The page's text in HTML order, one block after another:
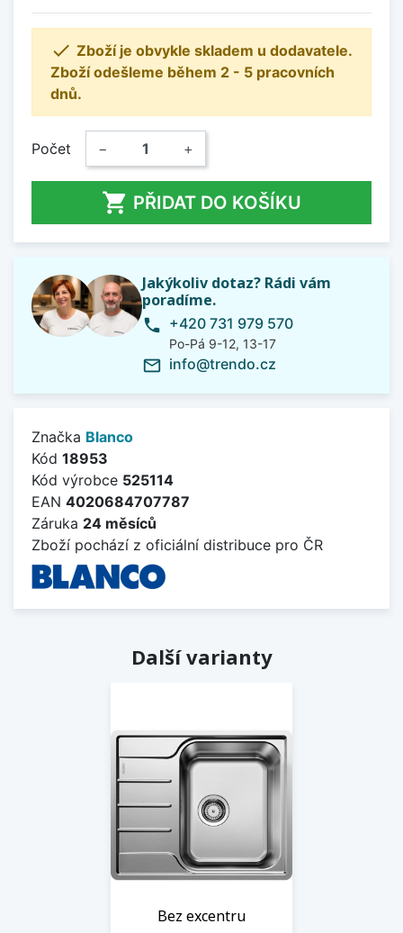
 Zboží je obvykle skladem u dodavatele.
Zboží odešleme během 2 - 5 pracovních
dnů.
Počet − +
 PŘIDAT DO KOŠÍKU
Jakýkoliv dotaz? Rádi vám
poradíme.
phone +420 731 979 570
Po-Pá 9-12, 13-17
mail_outline info@trendo.cz
Značka Blanco
Kód 18953
Kód výrobce 525114
EAN 4020684707787
Záruka 24 měsíců
Zboží pochází z oficiální distribuce pro ČR
Další varianty
Bez excentru